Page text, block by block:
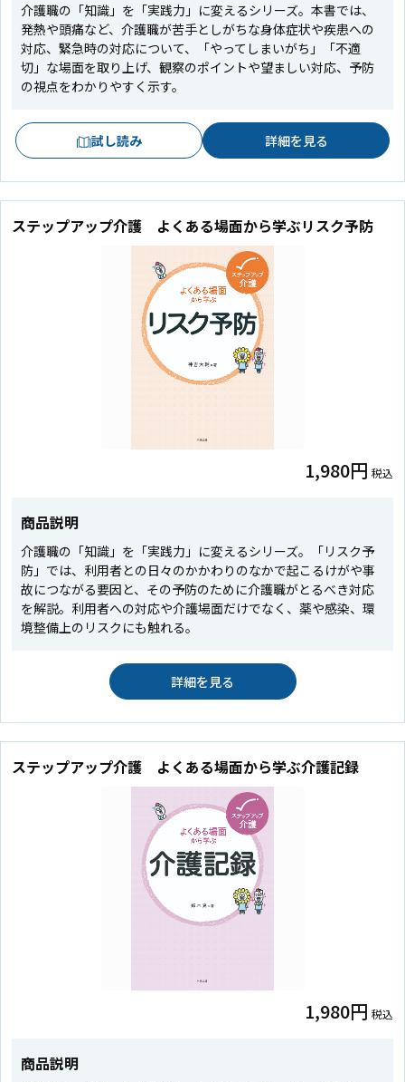
介護職の「知識」を「実践力」に変えるシリーズ。本書では、
発熱や頭痛など、介護職が苦手としがちな身体症状や疾患への
対応、緊急時の対応について、「やってしまいがち」「不適
切」な場面を取り上げ、観察のポイントや望ましい対応、予防
の視点をわかりやすく示す。
試し読み 詳細を見る
ステップアップ介護 よくある場面から学ぶリスク予防
1,980円 税込
商品説明
介護職の「知識」を「実践力」に変えるシリーズ。「リスク予
防」では、利用者との日々のかかわりのなかで起こるけがや事
故につながる要因と、その予防のために介護職がとるべき対応
を解説。利用者への対応や介護場面だけでなく、薬や感染、環
境整備上のリスクにも触れる。
詳細を見る
ステップアップ介護 よくある場面から学ぶ介護記録
1,980円 税込
商品説明